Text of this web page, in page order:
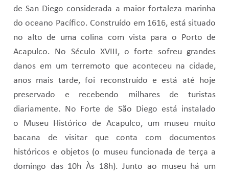
de San Diego considerada a maior fortaleza marinha
do oceano Pacífico. Construído em 1616, está situado
no alto de uma colina com vista para o Porto de
Acapulco. No Século XVIII, o forte sofreu grandes
danos em um terremoto que aconteceu na cidade,
anos mais tarde, foi reconstruído e está até hoje
preservado e recebendo milhares de turistas
diariamente. No Forte de São Diego está instalado
o Museu Histórico de Acapulco, um museu muito
bacana de visitar que conta com documentos
históricos e objetos (o museu funcionada de terça a
domingo das 10h Às 18h). Junto ao museu há um